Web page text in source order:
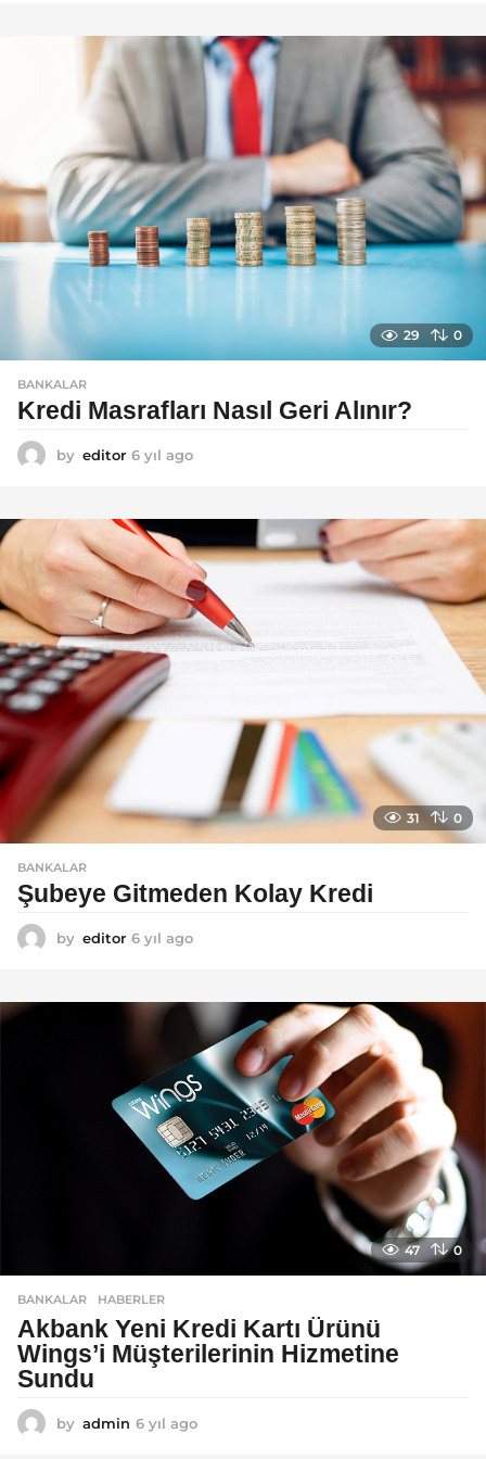
l
a
29 0
BANKALAR
Kredi Masrafları Nasıl Geri Alınır?
by editor 6 yıl ago
l
g
o
31 0
BANKALAR
Şubeye Gitmeden Kolay Kredi
by editor 6 yıl ago
l
a
g
o
47 0
BANKALAR ,HABERLER
Akbank Yeni Kredi Kartı Ürünü
Wings’i Müşterilerinin Hizmetine
Sundu
by admin 6 yıl ago